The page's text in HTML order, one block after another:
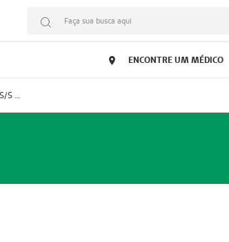
Faça sua busca aqui
ENCONTRE UM MÉDICO
Prestador CERPAM – Centro de Reabilitação S/S Ltda-ME (52004274-8)